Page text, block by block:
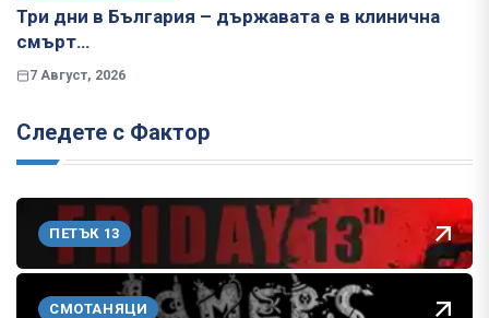
Три дни в България – държавата е в клинична
смърт…
7 Август, 2026
Следете с Фактор
ПЕТЪК 13
СМОТАНЯЦИ